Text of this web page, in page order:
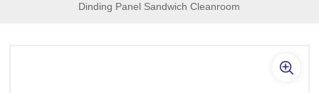
Dinding Panel Sandwich Cleanroom